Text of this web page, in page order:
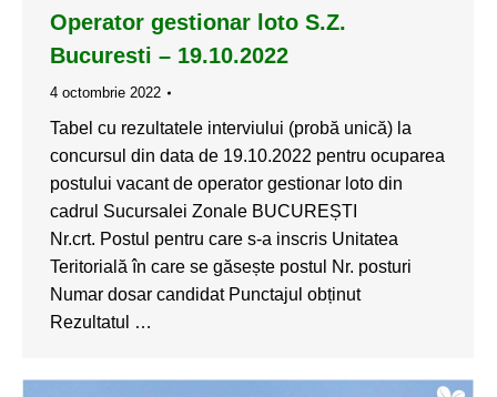
Operator gestionar loto S.Z.
Bucuresti – 19.10.2022
4 octombrie 2022
Tabel cu rezultatele interviului (probă unică) la
concursul din data de 19.10.2022 pentru ocuparea
postului vacant de operator gestionar loto din
cadrul Sucursalei Zonale BUCUREȘTI
Nr.crt. Postul pentru care s-a inscris Unitatea
Teritorială în care se găsește postul Nr. posturi
Numar dosar candidat Punctajul obținut
Rezultatul …